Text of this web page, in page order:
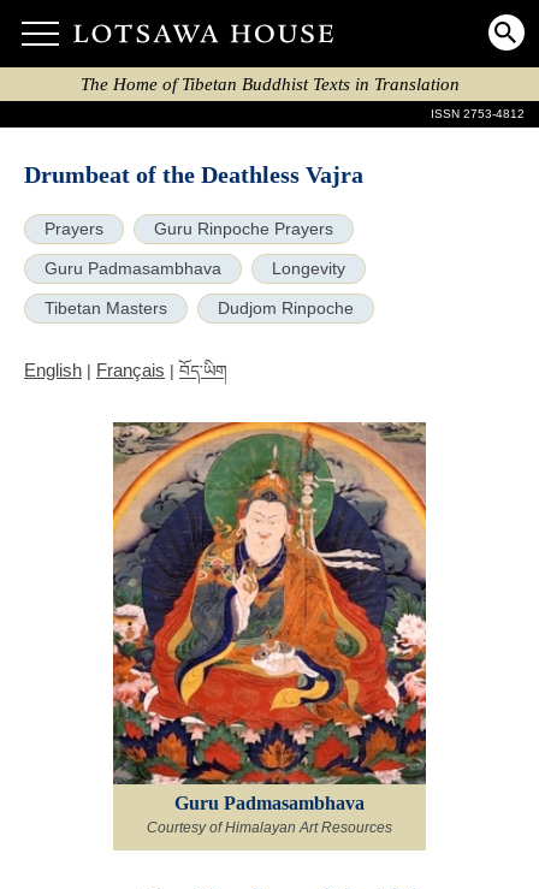
The Home of Tibetan Buddhist Texts in Translation
ISSN 2753-4812
Drumbeat of the Deathless Vajra
Prayers Guru Rinpoche Prayers
Guru Padmasambhava Longevity
Tibetan Masters Dudjom Rinpoche
English | Français | བོད་ཡིག
Guru Padmasambhava
Courtesy of Himalayan Art Resources